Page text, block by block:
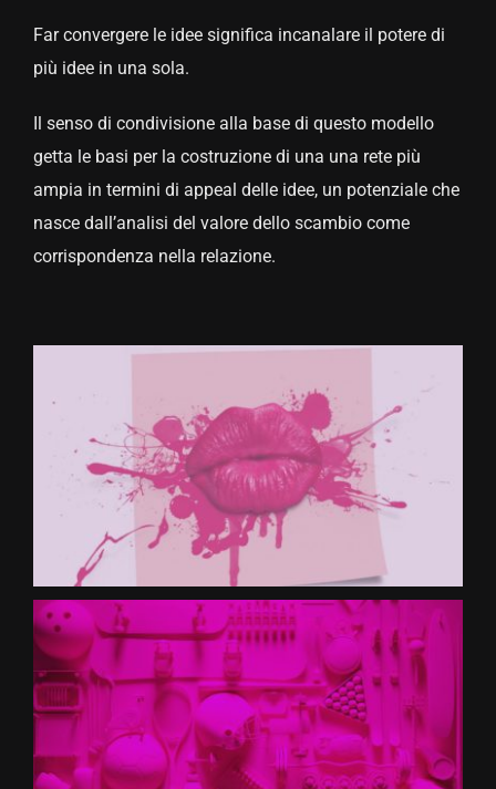
CHI
COSMOBLOG
Far convergere le idee significa incanalare il potere di
più idee in una sola.
Il senso di condivisione alla base di questo modello
getta le basi per la costruzione di una una rete più
ampia in termini di appeal delle idee, un potenziale che
nasce dall’analisi del valore dello scambio come
corrispondenza nella relazione.